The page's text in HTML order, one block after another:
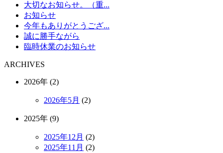
大切なお知らせ。（重...
お知らせ
今年もありがとうござ...
誠に勝手ながら
臨時休業のお知らせ
ARCHIVES
2026年 (2)
2026年5月 (2)
2025年 (9)
2025年12月 (2)
2025年11月 (2)